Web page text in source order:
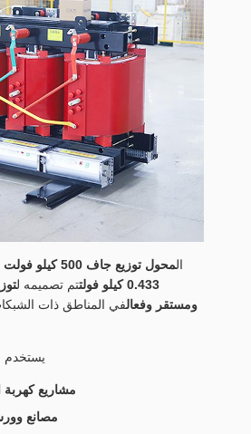
ال
0.433 كيلو فولت
تم تصميمه ل
ومستقر وفعالفي المناطق ذات
مشاريع كهربة
مصانع